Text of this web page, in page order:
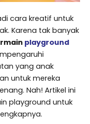
cara kreatif untuk
Karena tak banyak
playground
yang anak
untuk mereka
Nah! Artikel ini
playground untuk